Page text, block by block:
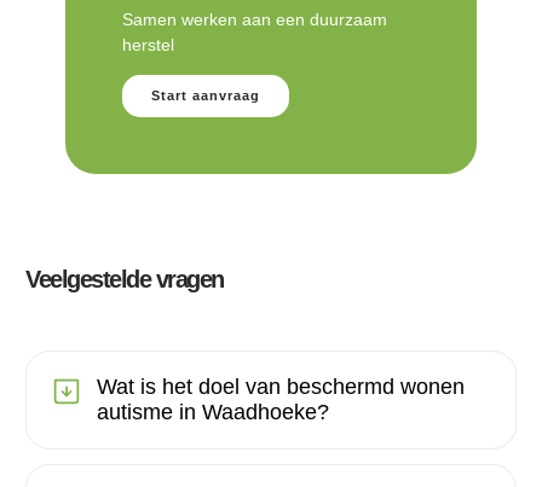
Samen werken aan een duurzaam
herstel
Start aanvraag
Veelgestelde vragen
Wat is het doel van beschermd wonen
autisme in Waadhoeke?